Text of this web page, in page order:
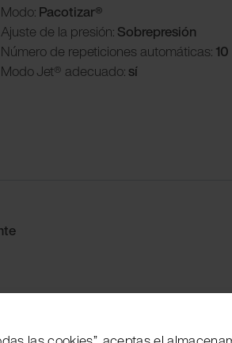
Modo: Pacotizar®
Ajuste de la presión: Sobrepresión
Número de repeticiones automáticas: 10
ModoJet® adecuado:sí